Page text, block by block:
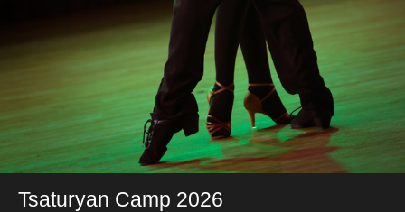
Tsaturyan Camp 2026